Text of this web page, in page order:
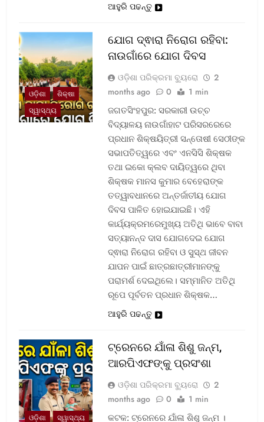
ଆହୁରି ପଢନ୍ତୁ
ଓଡ଼ିଶା
ଶିକ୍ଷା
ସ୍ୱାସ୍ଥ୍ୟ
ଯୋଗ ଦ୍ଵାରା ନିରୋଗ ରହିବା:
ନାଉଗାଁରେ ଯୋଗ ଦିବସ
ଓଡ଼ିଶା ପରିକ୍ରମା ବ୍ୟୁରୋ
2
months ago
0 1 min
ଜଗତସିଂହପୁର: ସରକାରୀ ଉଚ୍ଚ
ବିଦ୍ୟାଳୟ ନାଉଗାଁହାଟ ପରିସରରେରେ
ପ୍ରଧାନ ଶିକ୍ଷୟିତ୍ରୀ ସନ୍ତୋଷୀ ସେଠୀଙ୍କ
ସଭାପତିତ୍ୱରେ ଏବଂ ଏନସିସି ଶିକ୍ଷକ
ତଥା ଇକୋ କ୍ଲବ ଦାୟିତ୍ୱରେ ଥିବା
ଶିକ୍ଷକ ମାନସ କୁମାର ବେହେରାଙ୍କ
ତତ୍ୱାବଧାନରେ ଅନ୍ତର୍ଜାତୀୟ ଯୋଗ
ଦିବସ ପାଳିତ ହୋଇଯାଇଛି। ଏହି
କାର୍ଯ୍ୟକ୍ରମରେମୁଖ୍ୟ ଅତିଥି ଭାବେ ବାବା
ସତ୍ୟାନନ୍ଦ ଦାସ ଯୋଗଦେଇ ଯୋଗ
ଦ୍ଵାରା ନିରୋଗ ରହିବା ଓ ସୁସ୍ଥ ଜୀବନ
ଯାପନ ପାଇଁ ଛାତ୍ରଛାତ୍ରୀମାନଙ୍କୁ
ପରାମର୍ଶ ଦେଇଥିଲେ। ସମ୍ମାନିତ ଅତିଥି
ରୂପେ ପୂର୍ବତନ ପ୍ରଧାନ ଶିକ୍ଷକ…
ଆହୁରି ପଢନ୍ତୁ
ଓଡ଼ିଶା ସ୍ୱାସ୍ଥ୍ୟ
ଟ୍ରେନରେ ଯାଁଳା ଶିଶୁ ଜନ୍ମ,
ଆରପିଏଫଙ୍କୁ ପ୍ରସଂଶା
ଓଡ଼ିଶା ପରିକ୍ରମା ବ୍ୟୁରୋ
2
months ago
0 1 min
କଟକ: ଟ୍ରେନରେ ଯାଁଳା ଶିଶୁ ଜନ୍ମ ।